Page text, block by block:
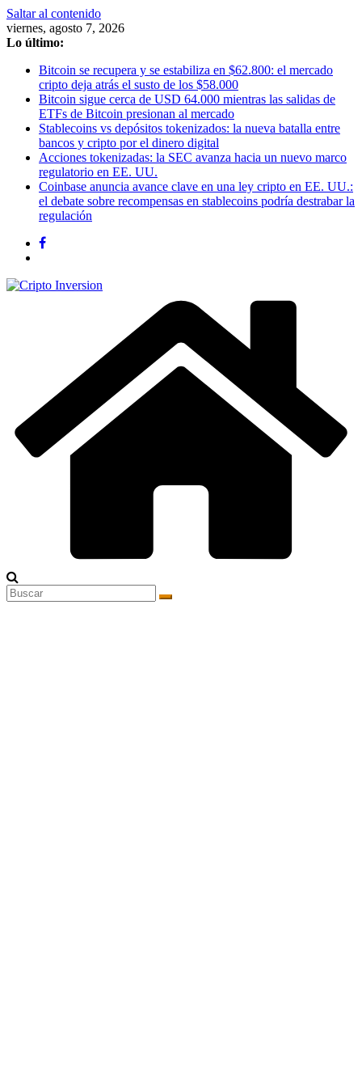
Saltar al contenido
viernes, agosto 7, 2026
Lo último:
Bitcoin se recupera y se estabiliza en $62.800: el mercado
cripto deja atrás el susto de los $58.000
Bitcoin sigue cerca de USD 64.000 mientras las salidas de
ETFs de Bitcoin presionan al mercado
Stablecoins vs depósitos tokenizados: la nueva batalla entre
bancos y cripto por el dinero digital
Acciones tokenizadas: la SEC avanza hacia un nuevo marco
regulatorio en EE. UU.
Coinbase anuncia avance clave en una ley cripto en EE. UU.:
el debate sobre recompensas en stablecoins podría destrabar la
regulación